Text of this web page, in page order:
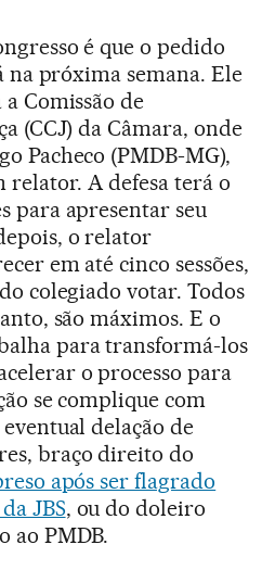
é que o pedido
na próxima semana. Ele
Comissão de
(CCJ) da Câmara, onde
Pacheco (PMDB-MG),
relator. A defesa terá o
para apresentar seu
o relator
em até cinco sessões,
colegiado votar. Todos
são máximos. E o
para transformá-los
o processo para
se complique com
delação de
braço direito do
após ser flagrado
JBS, ou do doleiro
ao PMDB.